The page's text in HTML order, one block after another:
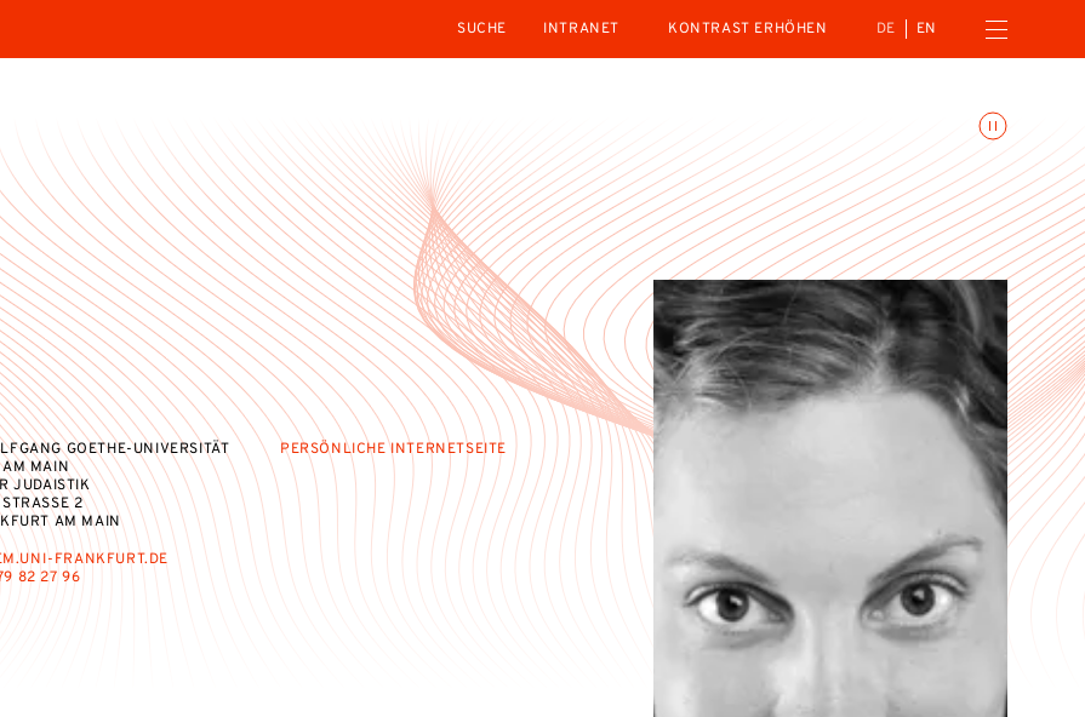
INTRANET
KONTRAST ERHÖHEN DE EN Menü öffnen
Animationen umschalten
GOETHE-UNIVERSITÄT
MAIN
JUDAISTIK
2
AM MAIN
FRANKFURT.DE
82 27 96
PERSÖNLICHE INTERNETSEITE